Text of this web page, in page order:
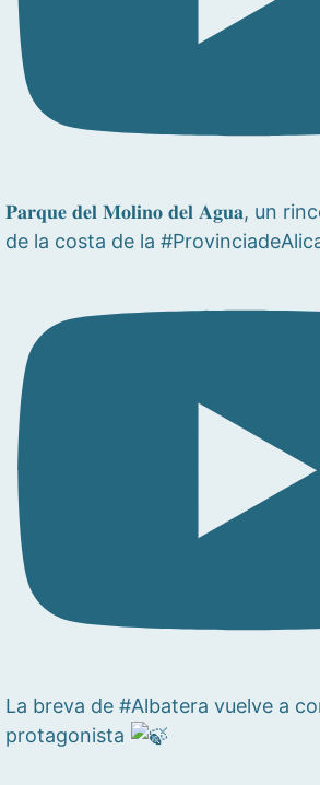
𝐏𝐚𝐫𝐪𝐮𝐞 𝐝𝐞𝐥 𝐌𝐨𝐥𝐢𝐧𝐨 𝐝𝐞𝐥 𝐀𝐠𝐮𝐚, un
de la costa de la
La breva de #Albatera vuelve a
protagonista